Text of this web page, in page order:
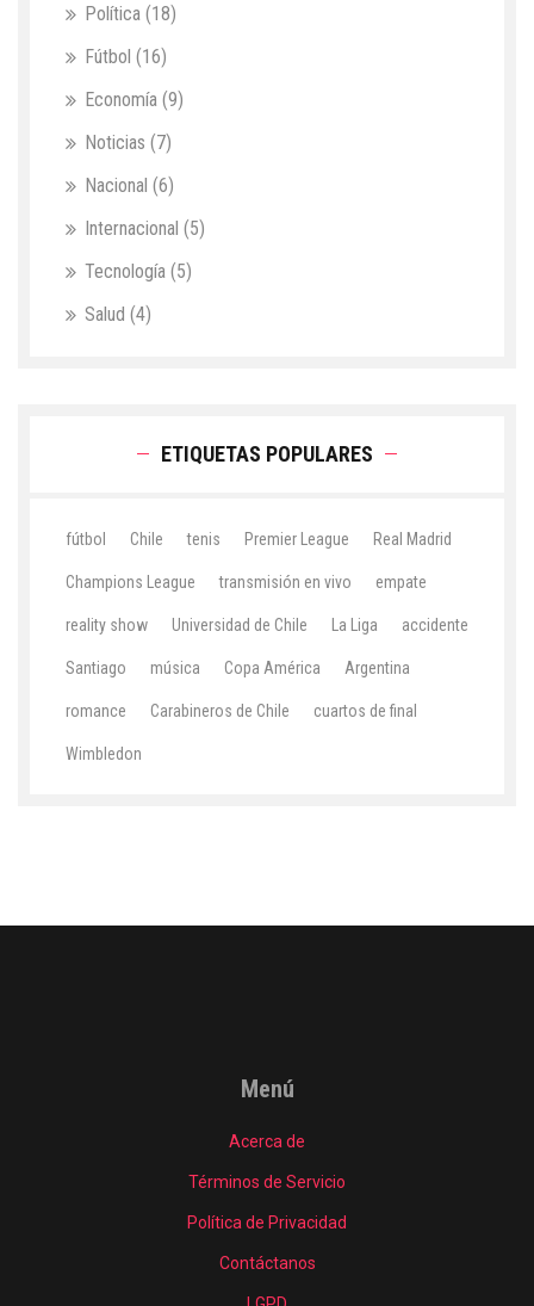
Política (18)
Fútbol (16)
Economía (9)
Noticias (7)
Nacional (6)
Internacional (5)
Tecnología (5)
Salud (4)
ETIQUETAS POPULARES
fútbol Chile tenis Premier League Real Madrid
Champions League transmisión en vivo empate
reality show Universidad de Chile La Liga accidente
Santiago música Copa América Argentina
romance Carabineros de Chile cuartos de final
Wimbledon
Menú
Acerca de
Términos de Servicio
Política de Privacidad
Contáctanos